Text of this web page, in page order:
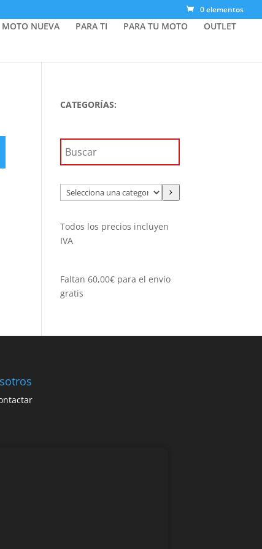
0 elementos
MOTO NUEVA PARA TI PARA TU MOTO OUTLET
CATEGORÍAS:
Selecciona
una
Todos los precios incluyen
IVA
Faltan60,00€ para el envío
gratis